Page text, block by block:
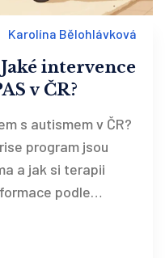
Karolína Bělohlávková
intervence
v ČR?
s autismem v ČR?
program jsou
a jak si terapii
podle